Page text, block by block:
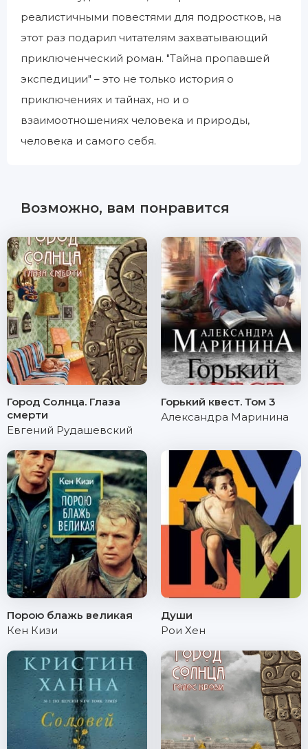
реалистичными повестями для подростков, на
этот раз подарил читателям захватывающий
приключенческий роман. "Тайна пропавшей
экспедиции" – это не только история о
приключениях и тайнах, но и о
взаимоотношениях человека и природы,
человека и самого себя.
Возможно, вам понравится
Город Солнца. Глаза
смерти
Евгений Рудашевский
Горький квест. Том 3
Александра Маринина
Порою блажь великая
Кен Кизи
Души
Рои Хен